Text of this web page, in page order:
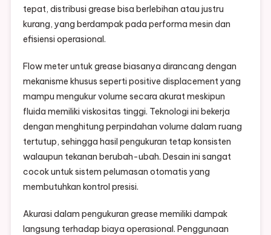
tepat, distribusi grease bisa berlebihan atau justru
kurang, yang berdampak pada performa mesin dan
efisiensi operasional.
Flow meter untuk grease biasanya dirancang dengan
mekanisme khusus seperti positive displacement yang
mampu mengukur volume secara akurat meskipun
fluida memiliki viskositas tinggi. Teknologi ini bekerja
dengan menghitung perpindahan volume dalam ruang
tertutup, sehingga hasil pengukuran tetap konsisten
walaupun tekanan berubah-ubah. Desain ini sangat
cocok untuk sistem pelumasan otomatis yang
membutuhkan kontrol presisi.
Akurasi dalam pengukuran grease memiliki dampak
langsung terhadap biaya operasional. Penggunaan